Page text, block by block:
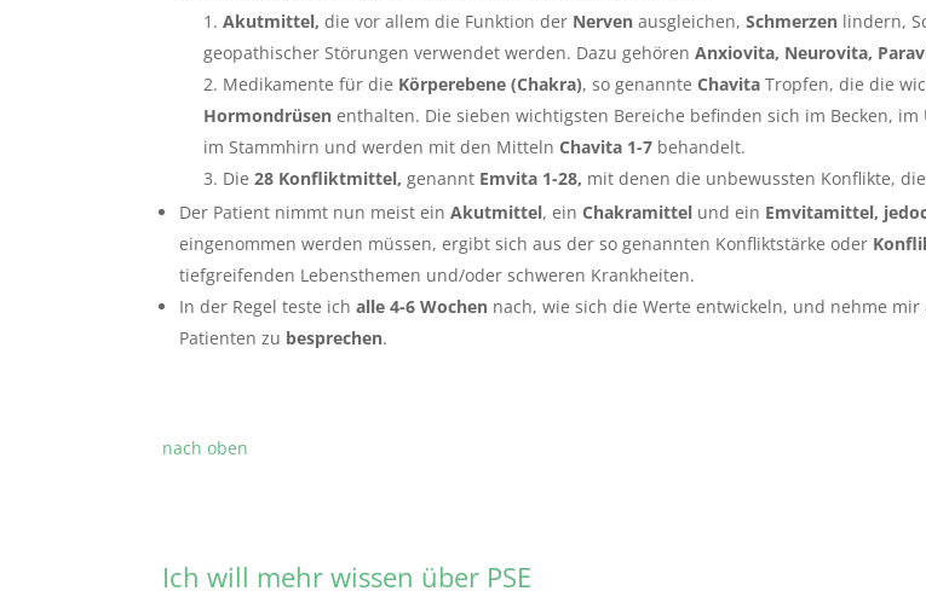
Akutmittel,die vor allem die Funktion der Nervenausgleichen,Schmerzen lindern,
geopathischer Störungen verwendet werden. Dazu gehörenAnxiovita, Neurovita,
Medikamente für die Körperebene (Chakra), so genannteChavitaTropfen, die die
Hormondrüsen enthalten. Die sieben wichtigsten Bereiche befinden sich im Becken,
im Stammhirn und werden mit den MittelnChavita 1-7 behandelt.
Die28 Konfliktmittel,genannt Emvita 1-28, mit denen die unbewussten Konflikte,
Der Patient nimmt nun meist einAkutmittel, einChakramittel und ein Emvitamittel,
eingenommen werden müssen, ergibt sich aus der so genannten Konfliktstärke oder
tiefgreifenden Lebensthemen und/oder schweren Krankheiten.
In der Regel teste ichalle 4-6 Wochen nach, wie sich die Werte entwickeln, und nehme
Patienten zu besprechen.
nach oben
Ich will mehr wissen über PSE